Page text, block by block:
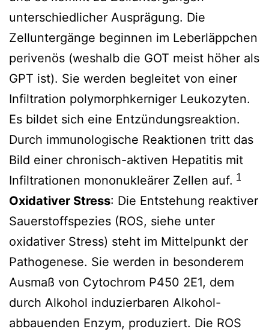
unterschiedlicher Ausprägung. Die
Zelluntergänge beginnen im Leberläppchen
perivenös (weshalb die GOT meist höher als
GPT ist). Sie werden begleitet von einer
Infiltration polymorphkerniger Leukozyten.
Es bildet sich eine Entzündungsreaktion.
Durch immunologische Reaktionen tritt das
Bild einer chronisch-aktiven Hepatitis mit
Infiltrationen mononukleärer Zellen auf. 1
Oxidativer Stress: Die Entstehung reaktiver
Sauerstoffspezies (ROS, siehe unter
oxidativer Stress) steht im Mittelpunkt der
Pathogenese. Sie werden in besonderem
Ausmaß von Cytochrom P450 2E1, dem
durch Alkohol induzierbaren Alkohol-
abbauenden Enzym, produziert. Die ROS